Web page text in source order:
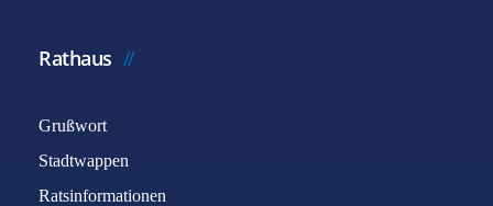
Rathaus
Grußwort
Stadtwappen
Ratsinformationen